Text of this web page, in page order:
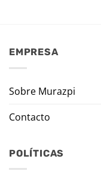
EMPRESA
Sobre Murazpi
Contacto
POLÍTICAS